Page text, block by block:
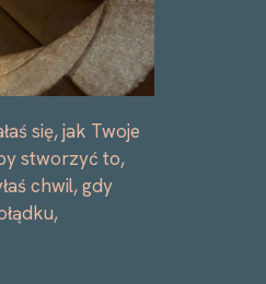
się, jak Twoje
stworzyć to,
chwil, gdy